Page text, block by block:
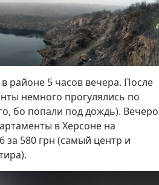
районе 5 часов вечера. После
немного прогулялись по
бо попали под дождь).
в Херсоне на
за 580 грн (самый центр и